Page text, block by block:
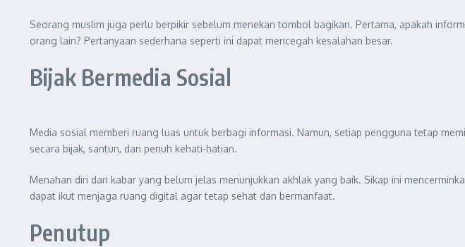
Seorang muslim juga perlu berpikir sebelum menekan tombol bagikan. Pertama, apakah
orang lain? Pertanyaan sederhana seperti ini dapat mencegah kesalahan besar.
Bijak Bermedia Sosial
Media sosial memberi ruang luas untuk berbagi informasi. Namun, setiap pengguna tetap
secara bijak, santun, dan penuh kehati-hatian.
Menahan diri dari kabar yang belum jelas menunjukkan akhlak yang baik. Sikap ini
dapat ikut menjaga ruang digital agar tetap sehat dan bermanfaat.
Penutup